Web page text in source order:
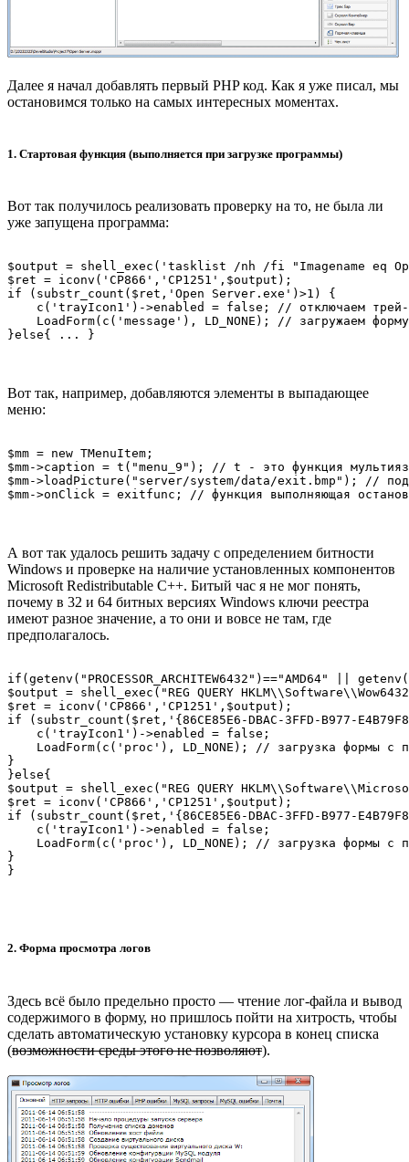
Далее я начал добавлять первый PHP код. Как я уже писал, мы
остановимся только на самых интересных моментах.
1. Стартовая функция (выполняется при загрузке программы)
Вот так получилось реализовать проверку на то, не была ли
уже запущена программа:
$output = shell_exec('tasklist /nh /fi "Imagename eq
$ret = iconv('CP866','CP1251',$output);
if (substr_count($ret,'Open Server.exe')>1) {
c('trayIcon1')->enabled = false; // отключаем
LoadForm(c('message'), LD_NONE); // загружаем
}else{ ... }
Вот так, например, добавляются элементы в выпадающее
меню:
$mm = new TMenuItem;
$mm->caption = t("menu_9"); // t - это функция
$mm->loadPicture("server/system/data/exit.bmp"); //
$mm->onClick = exitfunc; // функция выполняющая
А вот так удалось решить задачу с определением битности
Windows и проверке на наличие установленных компонентов
Microsoft Redistributable C++. Битый час я не мог понять,
почему в 32 и 64 битных версиях Windows ключи реестра
имеют разное значение, а то они и вовсе не там, где
предполагалось.
if(getenv("PROCESSOR_ARCHITEW6432")=="AMD64" ||
$output = shell_exec("REG QUERY
$ret = iconv('CP866','CP1251',$output);
if (substr_count($ret,'{86CE85E6-DBAC-3FFD-B977-
    c('trayIcon1')->enabled = false;
LoadForm(c('proc'), LD_NONE); // загрузка формы с
}
}else{
$output = shell_exec("REG QUERY
$ret = iconv('CP866','CP1251',$output);
if (substr_count($ret,'{86CE85E6-DBAC-3FFD-B977-
    c('trayIcon1')->enabled = false;
LoadForm(c('proc'), LD_NONE); // загрузка формы с
}
}
2. Форма просмотра логов
Здесь всё было предельно просто — чтение лог-файла и вывод
содержимого в форму, но пришлось пойти на хитрость, чтобы
сделать автоматическую установку курсора в конец списка
(возможности среды этого не позволяют).